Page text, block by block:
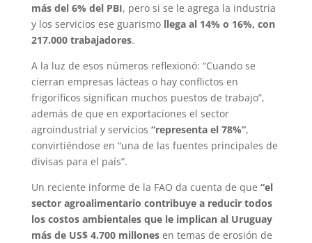
más del 6% del PBI, pero si se le agrega la industria
y los servicios ese guarismo llega al 14% o 16%, con
217.000 trabajadores.
A la luz de esos números reflexionó: “Cuando se
cierran empresas lácteas o hay conflictos en
frigoríficos significan muchos puestos de trabajo”,
además de que en exportaciones el sector
agroindustrial y servicios “representa el 78%”,
convirtiéndose en “una de las fuentes principales de
divisas para el país”.
Un reciente informe de la FAO da cuenta de que “el
sector agroalimentario contribuye a reducir todos
los costos ambientales que le implican al Uruguay
más de US$ 4.700 millonesen temas de erosión de